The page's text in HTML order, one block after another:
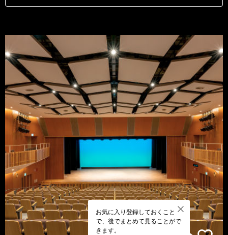
お気に入り登録しておくこと
で、後でまとめて見ることがで
きます。